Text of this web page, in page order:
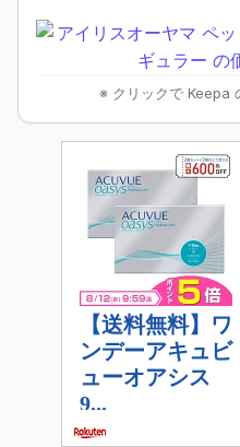
※ クリックで Keepa